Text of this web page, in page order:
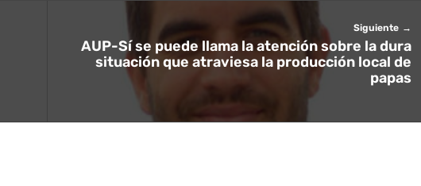
Siguiente
AUP-Sí se puede llama la atención sobre la dura
situación que atraviesa la producción local de
papas